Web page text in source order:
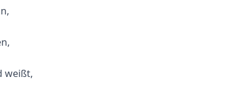
weißt,